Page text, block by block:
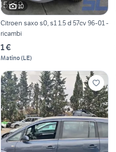
10
Citroen saxo s0, s1 1.5 d 57cv 96-01 -
ricambi
1 €
Matino(LE)